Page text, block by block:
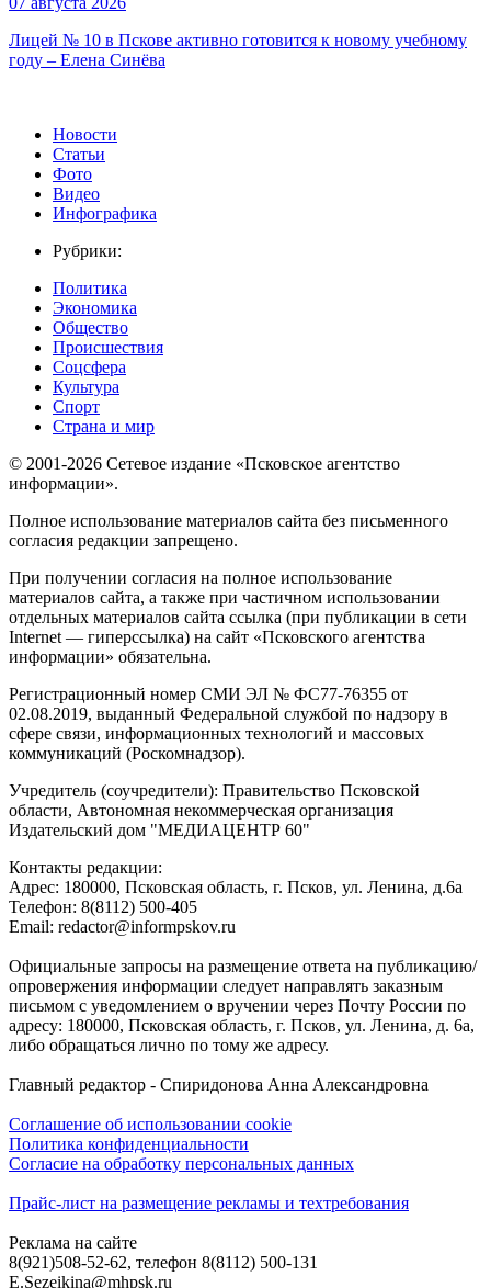
Лицей № 10 в Пскове активно готовится к новому учебному
году – Елена Синёва
Новости
Статьи
Фото
Видео
Инфографика
Рубрики:
Политика
Экономика
Общество
Происшествия
Соцсфера
Культура
Спорт
Страна и мир
© 2001-2026 Сетевое издание «Псковское агентство
информации».
Полное использование материалов сайта без письменного
согласия редакции запрещено.
При получении согласия на полное использование
материалов сайта, а также при частичном использовании
отдельных материалов сайта ссылка (при публикации в сети
Internet — гиперссылка) на сайт «Псковского агентства
информации» обязательна.
Регистрационный номер СМИ ЭЛ № ФС77-76355 от
02.08.2019, выданный Федеральной службой по надзору в
сфере связи, информационных технологий и массовых
коммуникаций (Роскомнадзор).
Учредитель (соучредители): Правительство Псковской
области, Автономная некоммерческая организация
Издательский дом "МЕДИАЦЕНТР 60"
Контакты редакции:
Адреc: 180000, Псковская область, г. Псков, ул. Ленина, д.6а
Телефон: 8(8112) 500-405
Email: redactor@informpskov.ru
Официальные запросы на размещение ответа на публикацию/
опровержения информации следует направлять заказным
письмом с уведомлением о вручении через Почту России по
адресу: 180000, Псковская область, г. Псков, ул. Ленина, д. 6а,
либо обращаться лично по тому же адресу.
Главный редактор - Спиридонова Анна Александровна
Соглашение об использовании cookie
Политика конфиденциальности
Согласие на обработку персональных данных
Прайс-лист на размещение рекламы и техтребования
Реклама на сайте
8(921)508-52-62, телефон 8(8112) 500-131
E.Sezeikina@mhpsk.ru